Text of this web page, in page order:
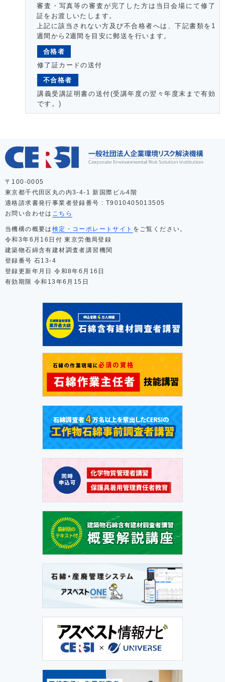
審査・写真等の審査が完了した方は当日会場にて修了
証をお渡しいたします。
上記に該当されない方及び不合格者へは、下記書類を1
週間から2週間を目安に郵送を行います。
合格者
修了証カードの送付
不合格者
講義受講証明書の送付(受講年度の翌々年度末まで有効
です。)
〒100-0005
東京都千代田区丸の内3-4-1 新国際ビル4階
適格請求書発行事業者登録番号 : T9010405013505
お問い合わせは こちら
当機構の概要は 検定・コーポレートサイト をご覧ください。
令和3年6月16日付 東京労働局登録
建築物石綿含有建材調査者講習機関
登録番号 石13-4
登録更新年月日 令和8年6月16日
有効期限 令和13年6月15日